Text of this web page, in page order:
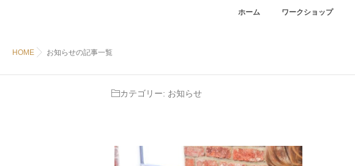
ホーム ワークショップ
HOME お知らせの記事一覧
カテゴリー: お知らせ